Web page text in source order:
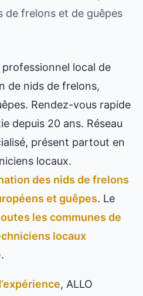
de frelons et de guêpes
local de
de nids de frelons,
Rendez-vous rapide
depuis 20 ans. Réseau
présent partout en
locaux.
des nids de frelons
et guêpes. Le
les communes de
locaux
.
, ALLO